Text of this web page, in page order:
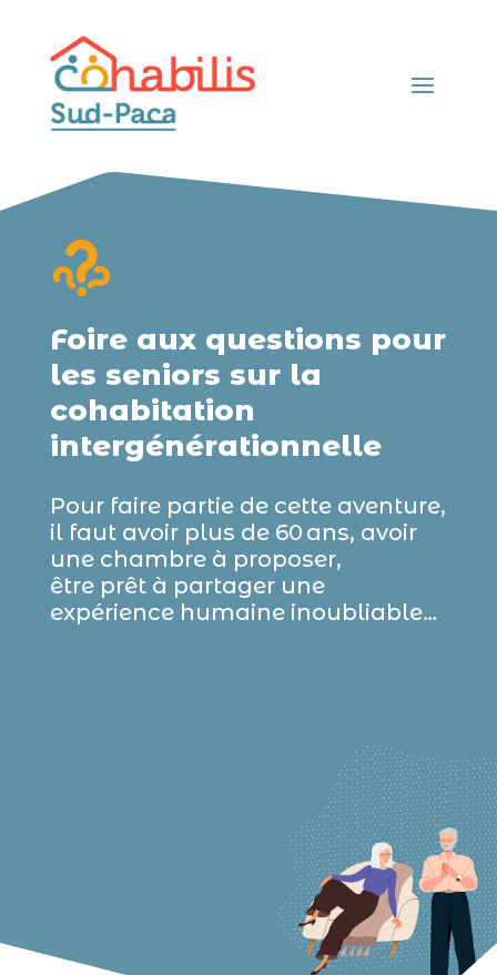
Foire aux questions pour
les seniors sur la
cohabitation
intergénérationnelle
Pour faire partie de cette aventure,
il faut avoir plus de 60 ans, avoir
une chambre à proposer,
être prêt à partager une
expérience humaine inoubliable…